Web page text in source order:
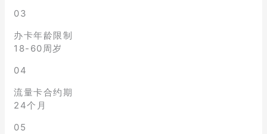
03
办卡年龄限制
18-60周岁
04
流量卡合约期
24个月
05